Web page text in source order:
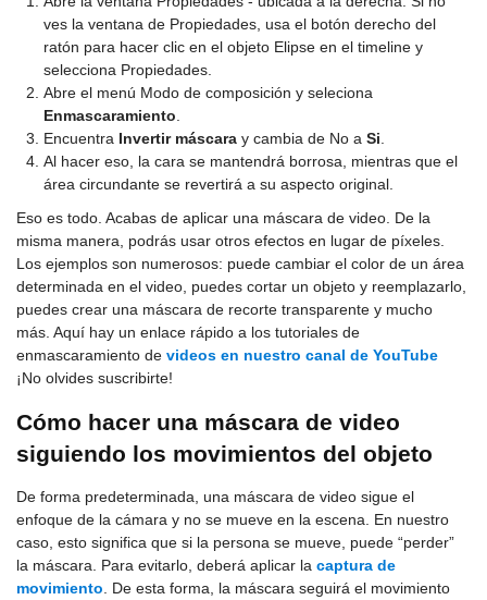
ves la ventana de Propiedades, usa el botón derecho del
ratón para hacer clic en el objeto Elipse en el timeline y
selecciona Propiedades.
Abre el menú Modo de composición y seleciona
Enmascaramiento
Encuentra Invertir máscara y cambia de No a Si
Al hacer eso, la cara se mantendrá borrosa, mientras que el
área circundante se revertirá a su aspecto original.
Eso es todo. Acabas de aplicar una máscara de video. De la
misma manera, podrás usar otros efectos en lugar de píxeles.
Los ejemplos son numerosos: puede cambiar el color de un área
determinada en el video, puedes cortar un objeto y reemplazarlo,
puedes crear una máscara de recorte transparente y mucho
más. Aquí hay un enlace rápido a los tutoriales de
enmascaramiento de videos en nuestro canal de YouTube
¡No olvides suscribirte!
Cómo hacer una máscara de video
siguiendo los movimientos del objeto
De forma predeterminada, una máscara de video sigue el
enfoque de la cámara y no se mueve en la escena. En nuestro
caso, esto significa que si la persona se mueve, puede “perder”
la máscara. Para evitarlo, deberá aplicar la captura de
movimiento . De esta forma, la máscara seguirá el movimiento